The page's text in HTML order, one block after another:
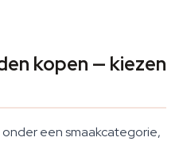
kopen — kiezen
een smaakcategorie,